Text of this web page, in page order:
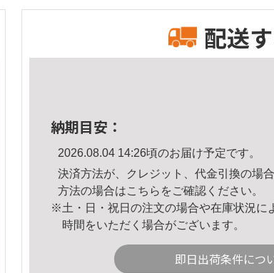
配送
納期目安：
2026.08.04 14:26頃のお届け予定です。
決済方法が、クレジット、代金引換の場
方法の場合はこちら をご確認ください。
※土・日・祝日の注文の場合や在庫状況に
時間をいただく場合がございます。
即日出荷条件につ